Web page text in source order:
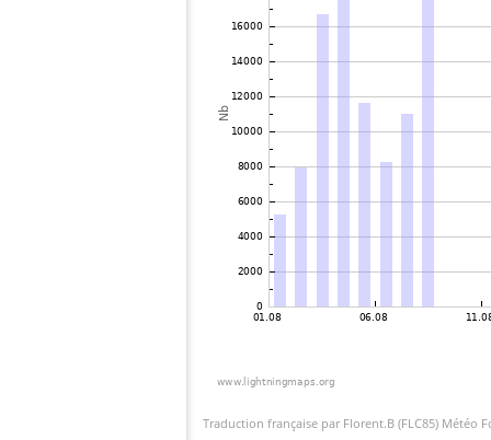
Traduction française par Florent.B (FLC85) Météo